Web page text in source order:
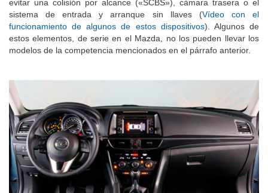
evitar una colisión por alcance («SCBS»), cámara trasera o el
sistema de entrada y arranque sin llaves (Vídeo con el
funcionamiento de algunos de estos dispositivos). Algunos de
estos elementos, de serie en el Mazda, no los pueden llevar los